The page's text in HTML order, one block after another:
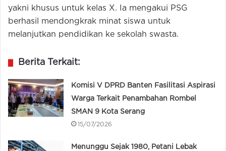
yakni khusus untuk kelas X. Ia mengakui PSG
berhasil mendongkrak minat siswa untuk
melanjutkan pendidikan ke sekolah swasta.
Berita Terkait:
Komisi V DPRD Banten Fasilitasi Aspirasi
Warga Terkait Penambahan Rombel
SMAN 9 Kota Serang
15/07/2026
Menunggu Sejak 1980, Petani Lebak